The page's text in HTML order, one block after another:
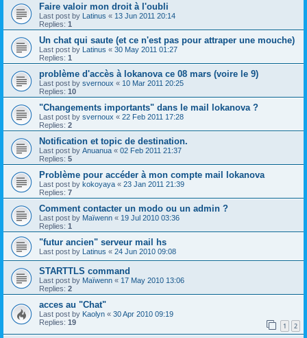
Faire valoir mon droit à l'oubli
Last post by Latinus « 13 Jun 2011 20:14
Replies: 1
Un chat qui saute (et ce n'est pas pour attraper une mouche)
Last post by Latinus « 30 May 2011 01:27
Replies: 1
problème d'accès à lokanova ce 08 mars (voire le 9)
Last post by svernoux « 10 Mar 2011 20:25
Replies: 10
"Changements importants" dans le mail lokanova ?
Last post by svernoux « 22 Feb 2011 17:28
Replies: 2
Notification et topic de destination.
Last post by Anuanua « 02 Feb 2011 21:37
Replies: 5
Problème pour accéder à mon compte mail lokanova
Last post by kokoyaya « 23 Jan 2011 21:39
Replies: 7
Comment contacter un modo ou un admin ?
Last post by Maïwenn « 19 Jul 2010 03:36
Replies: 1
"futur ancien" serveur mail hs
Last post by Latinus « 24 Jun 2010 09:08
STARTTLS command
Last post by Maïwenn « 17 May 2010 13:06
Replies: 2
acces au "Chat"
Last post by Kaolyn « 30 Apr 2010 09:19
Replies: 19 1 2